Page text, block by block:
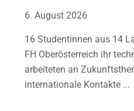
6. August 2026
16 Studentinnen aus 14
FH Oberösterreich ihr
arbeiteten an
internationale Kontakte